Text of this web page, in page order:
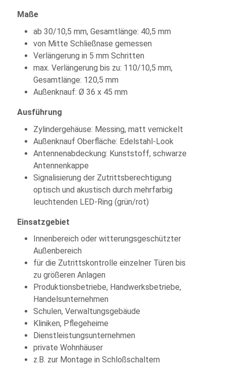
Maße
ab 30/10,5 mm, Gesamtlänge: 40,5 mm
von Mitte Schließnase gemessen
Verlängerung in 5 mm Schritten
max. Verlängerung bis zu: 110/10,5 mm,
Gesamtlänge: 120,5 mm
Außenknauf: Ø 36 x 45 mm
Ausführung
Zylindergehäuse: Messing, matt vernickelt
Außenknauf Oberfläche: Edelstahl-Look
Antennenabdeckung: Kunststoff, schwarze
Antennenkappe
Signalisierung der Zutrittsberechtigung
optisch und akustisch durch mehrfarbig
leuchtenden LED-Ring (grün/rot)
Einsatzgebiet
Innenbereich oder witterungsgeschützter
Außenbereich
für die Zutrittskontrolle einzelner Türen bis
zu größeren Anlagen
Produktionsbetriebe, Handwerksbetriebe,
Handelsunternehmen
Schulen, Verwaltungsgebäude
Kliniken, Pflegeheime
Dienstleistungsunternehmen
private Wohnhäuser
z.B. zur Montage in Schloßschaltern